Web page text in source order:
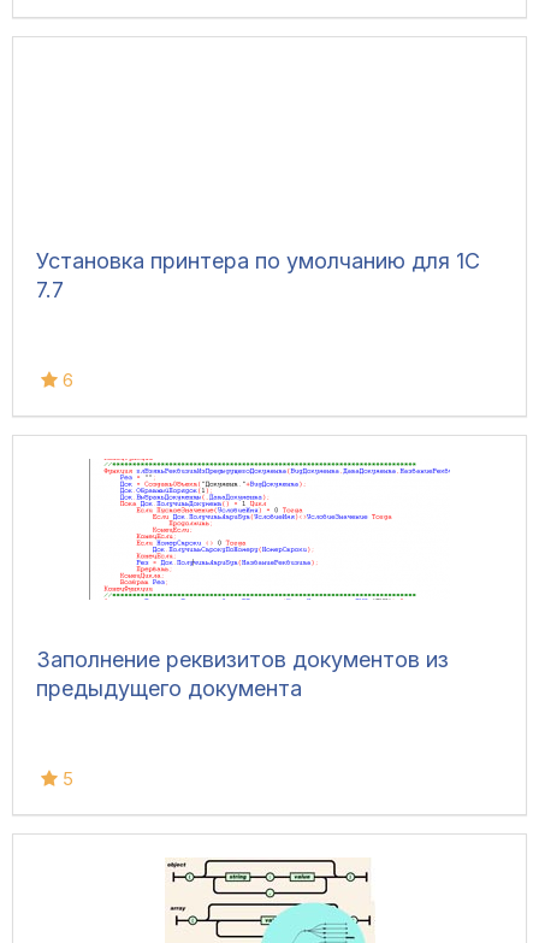
Установка принтера по умолчанию для 1С
7.7
6
Заполнение реквизитов документов из
предыдущего документа
5